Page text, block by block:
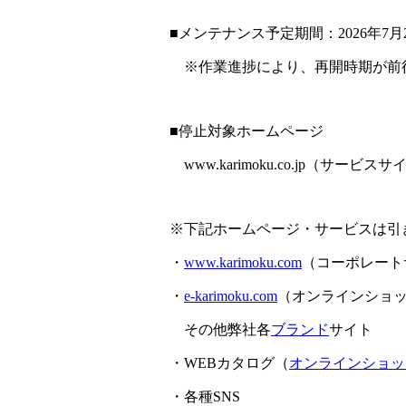
■メンテナンス予定期間：2026年7
※作業進捗により、再開時期が前
■停止対象ホームページ
www.karimoku.co.jp（サービスサ
※下記ホームページ・サービスは
・ www.karimoku.com （コーポレー
・ e-karimoku.com （オンラインショ
その他弊社各ブランドサイト
・WEBカタログ（オンラインショ
・各種SNS